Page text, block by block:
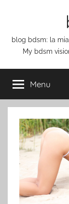
blog bdsm: la
My bdsm
Menu